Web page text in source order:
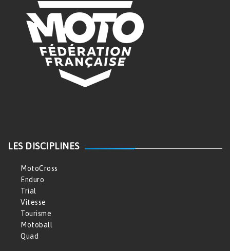
LES DISCIPLINES
MotoCross
Enduro
Trial
Vitesse
Tourisme
Motoball
Quad